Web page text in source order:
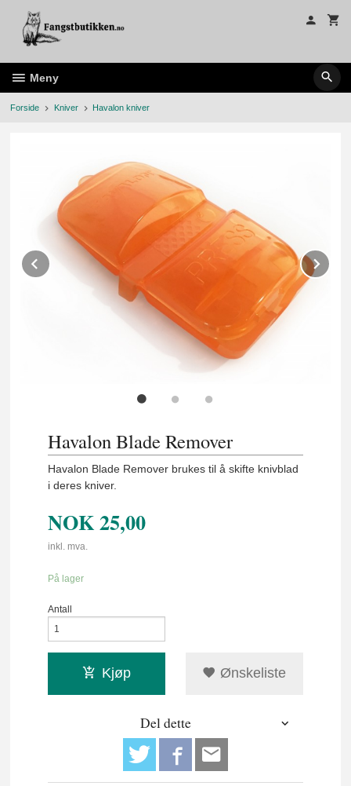
innholdet
Meny
Forside Kniver Havalon kniver
Prev
Havalon Blade Remover
Havalon Blade Remover brukes til å skifte knivblad
i deres kniver.
NOK25,00
inkl. mva.
På lager
Antall
Kjøp Ønskeliste
Del dette